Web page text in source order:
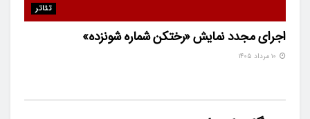
تئاتر
اجرای مجدد نمایش «رختکن شماره شونزده»